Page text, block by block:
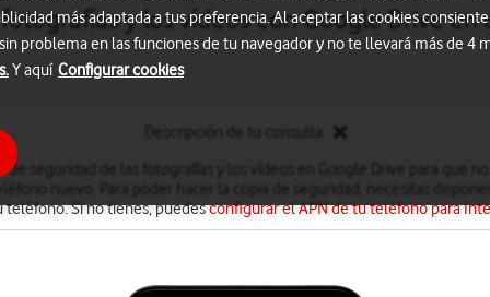
y los vídeos con Google Drive en
de seguridad de las fotografías y los vídeos en Google Drive para que no
teléfono. Si no tienes, puedesconfigurar el APN de tu teléfono para
más adaptada a tus preferencia. Al aceptar las cookies
problema en las funciones de tu navegador y no te llevará más de 4
Y aquí Configurar cookies